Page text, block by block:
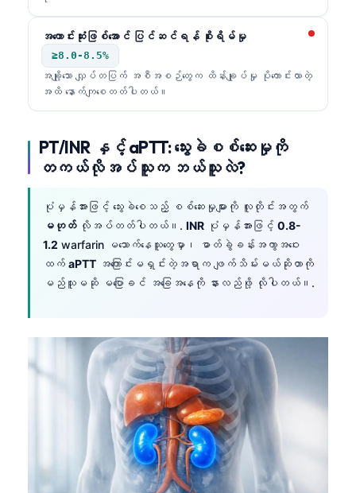
အကောင်းဆုံးဖြစ်အောင် ပြင်ဆင်ရန် စိုးရိမ်မှု
≥8.0-8.5%
အချို့သော လျှပ်တပြက် အစီအစဉ်တွေက ထိန်းချုပ်မှု ပိုကောင်းလာတဲ့
အထိ နောက်ကျစေတတ်ပါတယ်။
PT/INR နှင့် aPTT: သွေးခဲစစ်ဆေးမှုကို
တကယ်လိုအပ်သူက ဘယ်သူလဲ?
ပုံမှန်အားဖြင့် သွေးခဲစေသည့် စစ်ဆေးမှုများကို လူတိုင်းအတွက်
မဟုတ်လိုအပ်တတ်ပါတယ်။. INR ပုံမှန်အားဖြင့် 0.8-
1.2 warfarin မသောက်နေသူတွေမှာ၊ ဓာတ်ခွဲခန်းအကွာအဝေး
ထက် aPTT အကြောင်းမရှင်းတဲ့အရာက ဖျက်သိမ်းမယ်ဆိုတာကို
မည်သူမဆို မပြောခင် အခြေအနေကို နားလည်ဖို့ လိုပါတယ်။.